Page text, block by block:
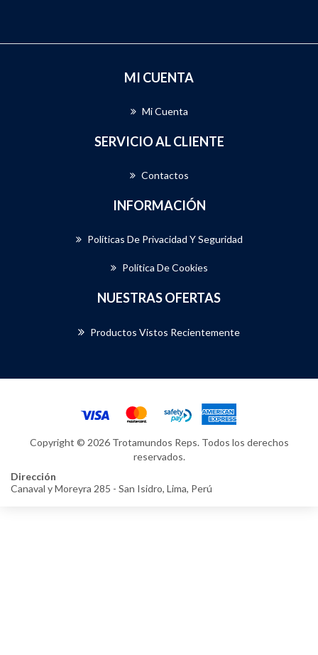
MI CUENTA
Mi Cuenta
SERVICIO AL CLIENTE
Contactos
INFORMACIÓN
Políticas De Privacidad Y Seguridad
Política De Cookies
NUESTRAS OFERTAS
Productos Vistos Recientemente
Copyright © 2026 Trotamundos Reps. Todos los derechos
reservados.
Dirección
Canaval y Moreyra 285 - San Isidro, Lima, Perú